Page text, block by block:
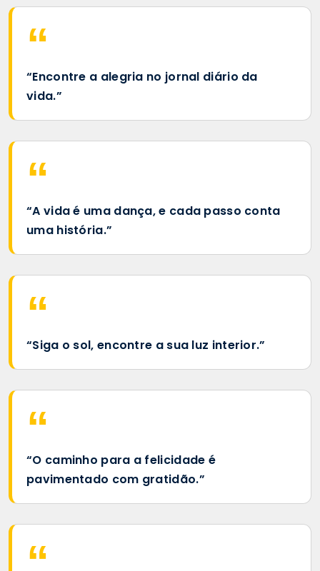
“Encontre a alegria no jornal diário da
vida.”
“A vida é uma dança, e cada passo conta
uma história.”
“Siga o sol, encontre a sua luz interior.”
“O caminho para a felicidade é
pavimentado com gratidão.”